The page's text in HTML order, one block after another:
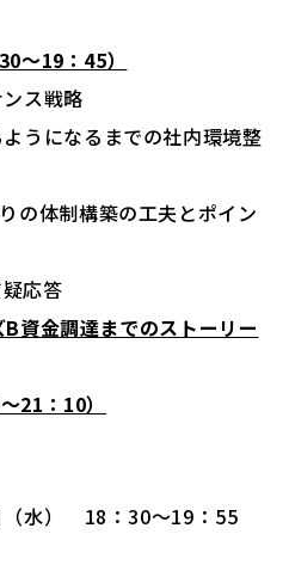
～19：45）
ス戦略
うになるまでの社内環境整
の体制構築の工夫とポイン
応答
金調達までのストーリー
21：10）
（水） 18：30〜19：55